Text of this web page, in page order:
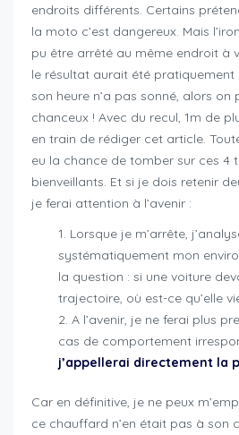
endroits différents. Certains
la moto c’est dangereux. Mais
pu être arrêté au même endroit à
le résultat aurait été pratiquement
son heure n’a pas sonné, alors on
chanceux ! Avec du recul, 1m de
en train de rédiger cet article.
eu la chance de tomber sur ces 4
bienveillants. Et si je dois retenir
je ferai attention à l’avenir :
Lorsque je m’arrête,
systématiquement mon
la question : si une voiture
trajectoire, où est-ce qu’elle
A l’avenir, je ne ferai plus
cas de comportement
j’appellerai directement la
Car en définitive, je ne peux
ce chauffard n’en était pas à son